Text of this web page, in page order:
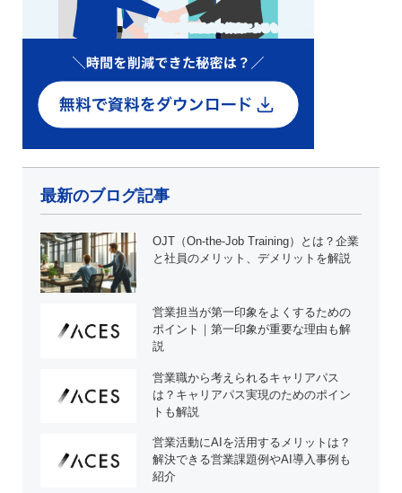
最新のブログ記事
OJT（On-the-Job Training）とは？企業
と社員のメリット、デメリットを解説
営業担当が第一印象をよくするための
ポイント｜第一印象が重要な理由も解
説
営業職から考えられるキャリアパス
は？キャリアパス実現のためのポイン
トも解説
営業活動にAIを活用するメリットは？
解決できる営業課題例やAI導入事例も
紹介